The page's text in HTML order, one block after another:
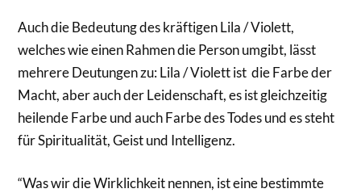
Auch die Bedeutung des kräftigen Lila / Violett,
welches wie einen Rahmen die Person umgibt, lässt
mehrere Deutungen zu: Lila / Violett ist die Farbe der
Macht, aber auch der Leidenschaft, es ist gleichzeitig
heilende Farbe und auch Farbe des Todes und es steht
für Spiritualität, Geist und Intelligenz.
“Was wir die Wirklichkeit nennen, ist eine bestimmte